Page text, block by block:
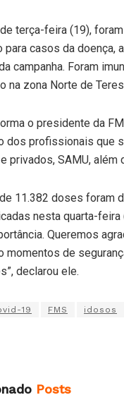
terça-feira (19),
para casos da doença,
campanha. Foram
na zona Norte de
o presidente da
dos profissionais que
privados, SAMU,
11.382 doses foram
nesta quarta-feira
Queremos
momentos de
declarou ele.
19 FMS idosos
Posts